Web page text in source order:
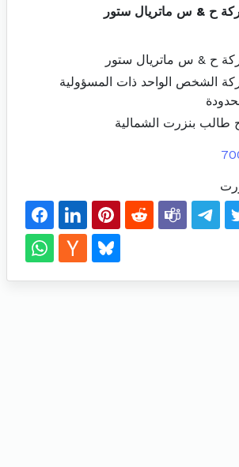
ح & س ماتريال ستور
ح & س ماتريال ستور
الشخص الواحد ذات المسؤولية
طالب بنزرت الشمالية